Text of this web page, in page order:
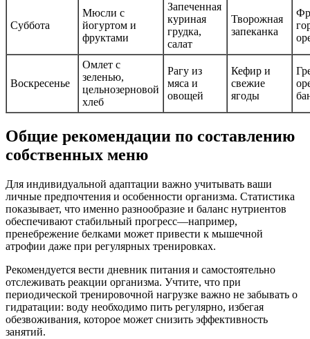
Суббота
Мюсли с
йогуртом и
фруктами
Запеченная
куриная
грудка,
салат
Творожная
запеканка
Воскресенье
Омлет с
зеленью,
цельнозерновой
хлеб
Рагу из
мяса и
овощей
Кефир и
свежие
ягоды
Общие рекомендации по составлению
собственных меню
Для индивидуальной адаптации важно учитывать ваши
личные предпочтения и особенности организма. Статистика
показывает, что именно разнообразие и баланс нутриентов
обеспечивают стабильный прогресс—например,
пренебрежение белками может привести к мышечной
атрофии даже при регулярных тренировках.
Рекомендуется вести дневник питания и самостоятельно
отслеживать реакции организма. Учтите, что при
периодической тренировочной нагрузке важно не забывать о
гидратации: воду необходимо пить регулярно, избегая
обезвоживания, которое может снизить эффективность
занятий.